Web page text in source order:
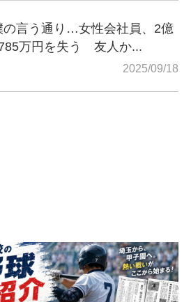
の言う通り…女性会社員、2億
万円を失う 友人か...
2025/09/18